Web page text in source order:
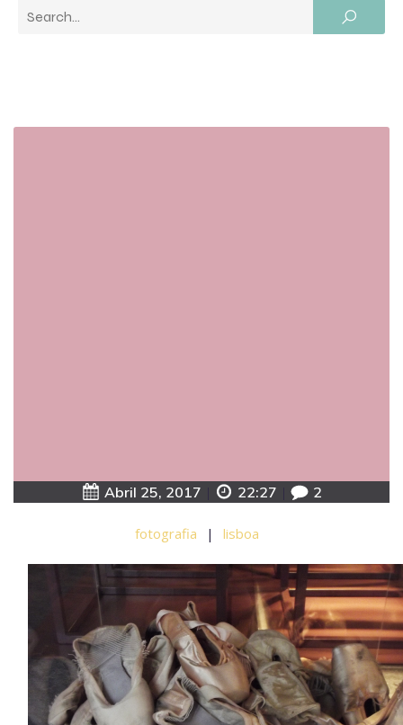
Abril 25, 2017 22:27 2
fotografia | lisboa